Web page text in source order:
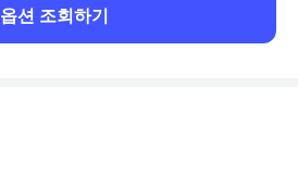
옵션 조회하기